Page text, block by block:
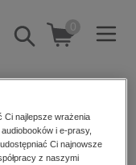
Pokaż/schowaj
wyszukiwarkę
0
Ci najlepsze wrażenia
i e-prasy,
Ci najnowsze
z naszymi